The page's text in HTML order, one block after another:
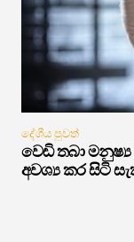
දේශීය පුවත්
වෙඩි තබා
අවශ්‍ය කර සිටි